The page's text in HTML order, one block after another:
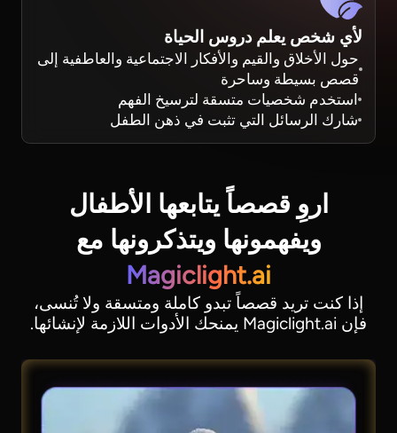
لأي شخص يعلم دروس الحياة
حول الأخلاق والقيم والأفكار الاجتماعية والعاطفية إلى
قصص بسيطة وساحرة
استخدم شخصيات متسقة لترسيخ الفهم
شارك الرسائل التي تثبت في ذهن الطفل
اروِ قصصاً يتابعها الأطفال
ويفهمونها ويتذكرونها مع
Magiclight.ai
إذا كنت تريد قصصاً تبدو كاملة ومتسقة ولا تُنسى،
فإن Magiclight.ai يمنحك الأدوات اللازمة لإنشائها.